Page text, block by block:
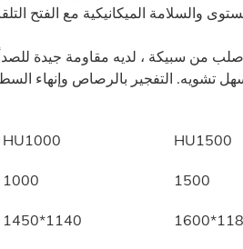
والسلامة الميكانيكية مع الفتح
تشويه. التفجير بالرصاص وإنهاء
HU1000 HU1500
1000 1500
1450*1140